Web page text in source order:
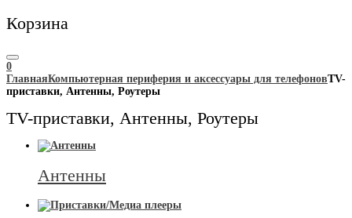
Корзина
0
ГлавнаяКомпьютерная периферия и аксессуары для телефоновTV-
приставки, Антенны, Роутеры
TV-приставки, Антенны, Роутеры
Антенны